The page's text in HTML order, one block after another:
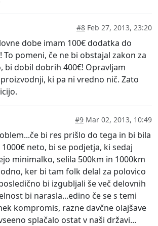
#8 Feb 27, 2013, 23:20
dobe imam 100€ dodatka do
To pomeni, če ne bi obstajal zakon za
bi dobil dobrih 400€! Opravljam
ki pa ni vredno nič. Zato
#9 Mar 02, 2013, 10:49
bi res prišlo do tega in bi bila
neto, bi se podjetja, ki sedaj
minimalko, selila 500km in 1000km
ker bi tam folk delal za polovico
bi izgubljali še več delovnih
bi narasla...edino če se s temi
kompromis, razne davčne olajšave
splačalo ostat v naši državi...